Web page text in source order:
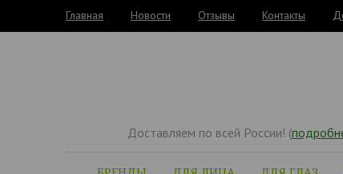
Главная Новости Отзывы Контакты
Доставляем по всей России! (